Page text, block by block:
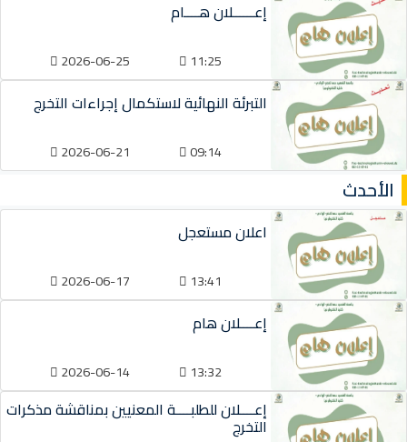
إعــــــلان هــــام
11:25
2026-06-25
التبرئة النهائية لاستكمال إجراءات التخرج
09:14
2026-06-21
الأحدث
اعلان مستعجل
13:41
2026-06-17
إعــــلان هام
13:32
2026-06-14
إعــــلان للطلبــــة المعنيين بمناقشة مذكرات
التخرج